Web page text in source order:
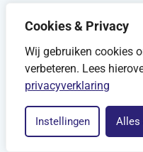
Cookies & Privacy
Wij gebruiken cookies
verbeteren. Lees
privacyverklaring
Instellingen Alles
Innovatieprijs voor
Bouwontwikkeling aan
Raadscolumn Jordy de
Geluid van militaire
Bewonersbrief Abraham
2026